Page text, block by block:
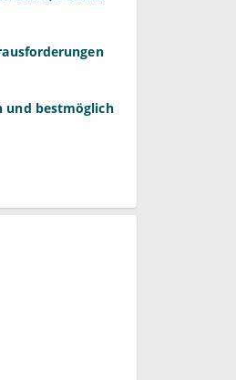
und bestmöglich